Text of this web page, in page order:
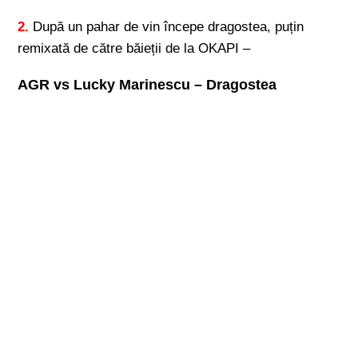
2. După un pahar de vin începe dragostea, puțin
remixată de către băieții de la OKAPI –
AGR vs Lucky Marinescu – Dragostea